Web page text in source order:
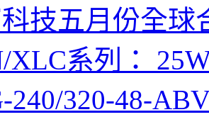
技五月份全球
XLC系列：
240/320-48-